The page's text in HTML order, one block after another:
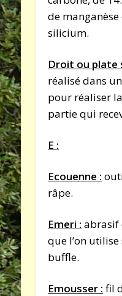
de manganèse
silicium.
Droit ou plate
réalisé dans
pour réaliser
partie qui
E :
Ecouenne :
râpe.
Emeri : abrasif
que l’on
buffle.
Emousser : fil